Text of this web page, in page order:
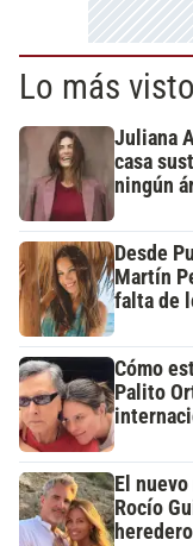
Lo más visto
Juliana
casa
ningún
Desde
Martín
falta de
Cómo
Palito
El
Rocío